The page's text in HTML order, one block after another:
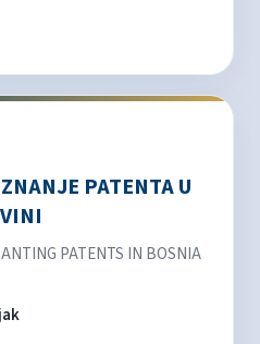
PATENTA U
PATENTS IN BOSNIA